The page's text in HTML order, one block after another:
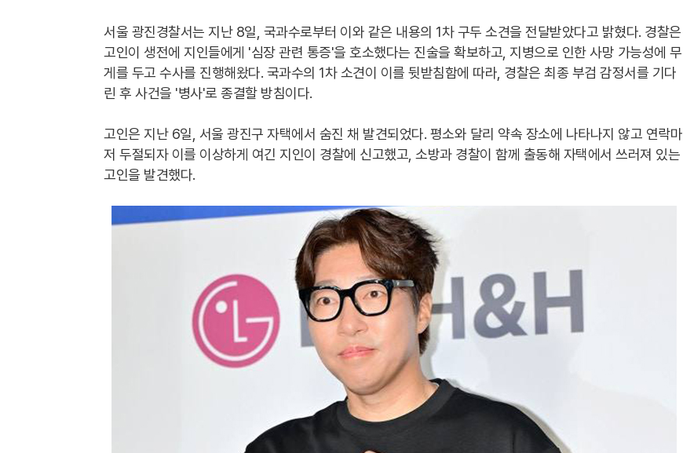
서울 광진경찰서는 지난 8일, 국과수로부터 이와 같은 내용의 1차 구두 소견을 전달받았다고 밝혔다. 경찰은
고인이 생전에 지인들에게 '심장 관련 통증'을 호소했다는 진술을 확보하고, 지병으로 인한 사망 가능성에 무
게를 두고 수사를 진행해왔다. 국과수의 1차 소견이 이를 뒷받침함에 따라, 경찰은 최종 부검 감정서를 기다
린 후 사건을 '병사'로 종결할 방침이다.
고인은 지난 6일, 서울 광진구 자택에서 숨진 채 발견되었다. 평소와 달리 약속 장소에 나타나지 않고 연락마
저 두절되자 이를 이상하게 여긴 지인이 경찰에 신고했고, 소방과 경찰이 함께 출동해 자택에서 쓰러져 있는
고인을 발견했다.